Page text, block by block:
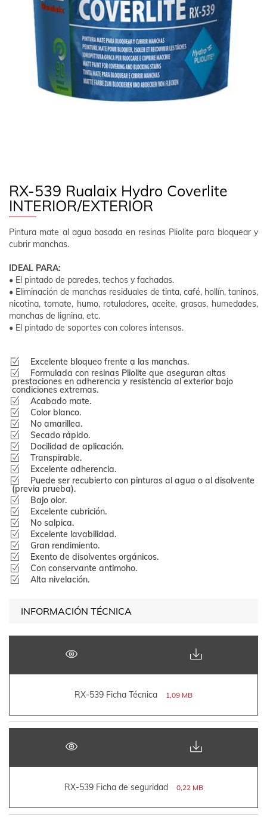
EMPRESA
CONTACTO
SÍGUENOS
RX-539 Rualaix Hydro Coverlite
INTERIOR/EXTERIOR
Pintura mate al agua basada en resinas Pliolite para bloquear y
cubrir manchas.
IDEAL PARA:
• El pintado de paredes, techos y fachadas.
• Eliminación de manchas residuales de tinta, café, hollín, taninos,
nicotina, tomate, humo, rotuladores, aceite, grasas, humedades,
manchas de lignina, etc.
• El pintado de soportes con colores intensos.
Excelente bloqueo frente a las manchas.
Formulada con resinas Pliolite que aseguran altas
prestaciones en adherencia y resistencia al exterior bajo
condiciones extremas.
Acabado mate.
Color blanco.
No amarillea.
Secado rápido.
Docilidad de aplicación.
Transpirable.
Excelente adherencia.
Puede ser recubierto con pinturas al agua o al disolvente
(previa prueba).
Bajo olor.
Excelente cubrición.
No salpica.
Excelente lavabilidad.
Gran rendimiento.
Exento de disolventes orgánicos.
Con conservante antimoho.
Alta nivelación.
INFORMACIÓN TÉCNICA
RX-539 Ficha Técnica 1,09 MB
RX-539 Ficha de seguridad 0,22 MB